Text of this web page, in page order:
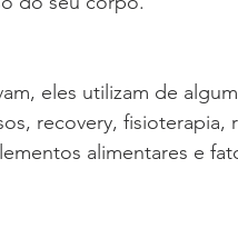
eles utilizam de
recovery, fisioterapia,
alimentares e